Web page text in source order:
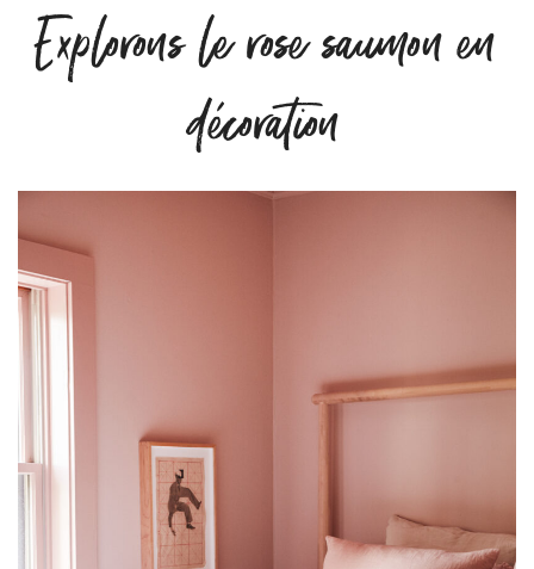
Explorons le rose saumon en
décoration